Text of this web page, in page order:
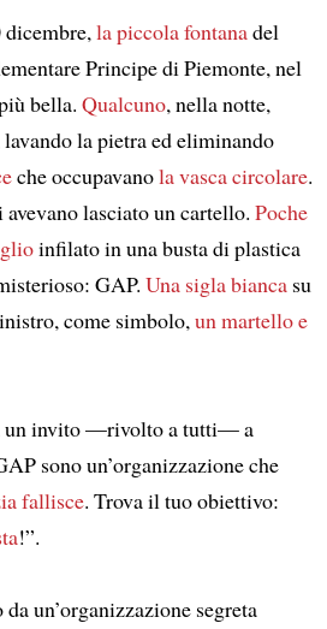
la piccola fontanadel
Principe di Piemonte, nel
bella. Qualcuno, nella notte,
lavando la pietra ed eliminando
che occupavanola vasca circolare.
lasciato un cartello. Poche
infilato in una busta di plastica
GAP. Una sigla biancasu
come simbolo,un martello e
un invito —rivolto a tutti— a
sono un’organizzazione che
fallisce. Trova il tuo obiettivo:
!”.
un’organizzazione segreta